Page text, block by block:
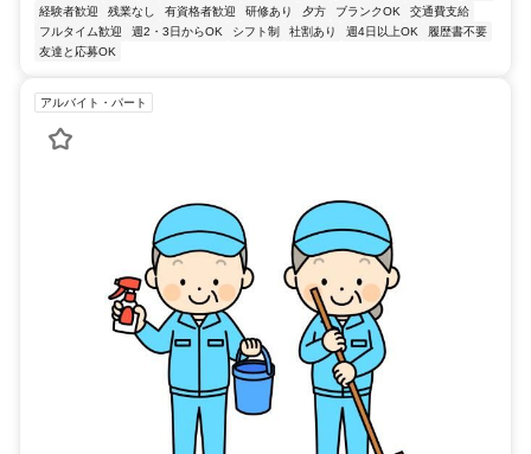
経験者歓迎
残業なし 有資格者歓迎 研修あり 夕方 ブランクOK
交通費支給
フルタイム歓迎
週2・3日からOK シフト制 社割あり 週4日以上OK
履歴書不要
友達と応募OK
アルバイト・パート